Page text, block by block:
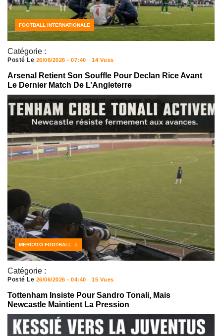
Catégorie :
ACTUALITÉS FOOTBALL
FOOTBALL INTERNATIONALE
Posté Le 26/06/2026 - 07:40 14 Vues
Arsenal Retient Son Souffle Pour Declan Rice Avant
Le Dernier Match De L’Angleterre
Catégorie :
ACTUALITÉS FOOTBALL
MERCATO FOOTBALL
Posté Le 26/06/2026 - 04:40 15 Vues
Tottenham Insiste Pour Sandro Tonali, Mais
Newcastle Maintient La Pression